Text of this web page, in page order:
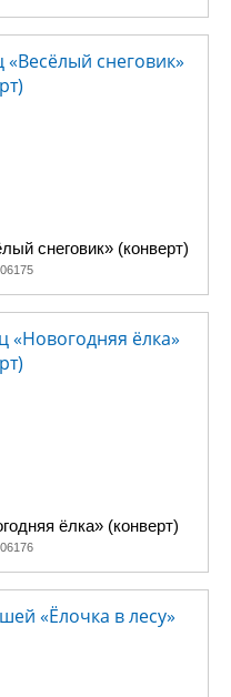
снеговик» (конверт)
06175
ёлка» (конверт)
06176